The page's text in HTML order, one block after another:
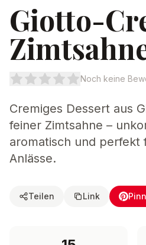
Giotto-
Noch keine
Cremiges Dessert aus
feiner Zimtsahne –
aromatisch und perfekt
Anlässe.
Teilen Link